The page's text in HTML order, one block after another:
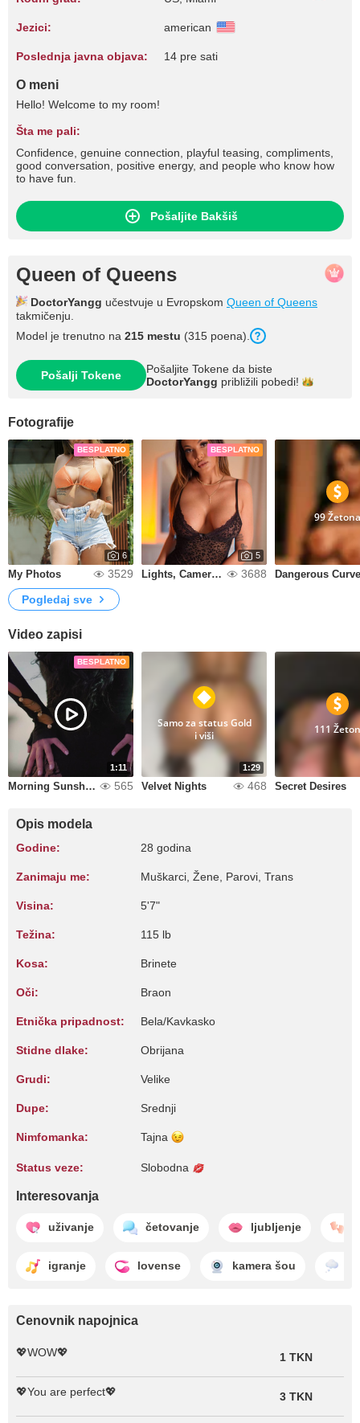
Jezici: american
Poslednja javna objava: 14 pre sati
O meni
Hello! Welcome to my room!
Šta me pali:
Confidence, genuine connection, playful teasing, compliments,
good conversation, positive energy, and people who know how
to have fun.
Pošaljite Bakšiš
Queen of Queens
DoctorYangg učestvuje u Evropskom Queen of Queens
takmičenju.
Model je trenutno na 215 mestu (315 poena).
Pošalji Tokene
Pošaljite Tokene da biste
DoctorYangg približili pobedi!
Fotografije
BESPLATNO
6
My Photos 3529
BESPLATNO
5
Lights, Camera, Me 3688
99 Žetona
Dangerous
Pogledaj sve
Video zapisi
BESPLATNO
1:11
Morning Sunshine 565
1:29
Samo za status Gold
i viši
Velvet Nights 468
111 Žeton
Secret Desires
Opis modela
Godine: 28 godina
Zanimaju me: Muškarci, Žene, Parovi, Trans
Visina: 5'7"
Težina: 115 lb
Kosa: Brinete
Oči: Braon
Etnička pripadnost: Bela/Kavkasko
Stidne dlake: Obrijana
Grudi: Velike
Dupe: Srednji
Nimfomanka: Tajna
Status veze: Slobodna
Interesovanja
uživanje četovanje ljubljenje
igranje lovense kamera šou
Cenovnik napojnica
💖WOW💖 1 TKN
💖You are perfect💖 3 TKN